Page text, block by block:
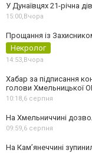
У Дунаївцях 21-річна
15:00,Вчора
Прощання із
Некролог
14:53,Вчора
Хабар за підписання
голови Хмельницької
10:18,6 серпня
На Хмельниччині
09:59,6 серпня
На Камʼянеччині